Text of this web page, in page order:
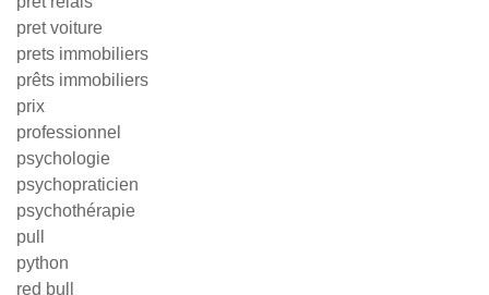
pret voiture
prets immobiliers
prêts immobiliers
prix
professionnel
psychologie
psychopraticien
psychothérapie
pull
python
red bull